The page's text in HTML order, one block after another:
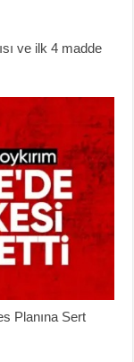
ve ilk 4 madde
Planına Sert